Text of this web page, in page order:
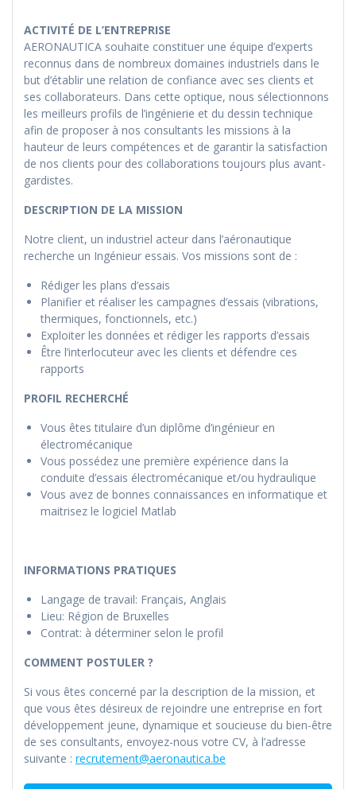
ACTIVITÉ DE L’ENTREPRISE
AERONAUTICA souhaite constituer une équipe d’experts
reconnus dans de nombreux domaines industriels dans le
but d’établir une relation de confiance avec ses clients et
ses collaborateurs. Dans cette optique, nous sélectionnons
les meilleurs profils de l’ingénierie et du dessin technique
afin de proposer à nos consultants les missions à la
hauteur de leurs compétences et de garantir la satisfaction
de nos clients pour des collaborations toujours plus avant-
gardistes.
DESCRIPTION DE LA MISSION
Notre client, un industriel acteur dans l’aéronautique
recherche un Ingénieur essais. Vos missions sont de :
Rédiger les plans d’essais
Planifier et réaliser les campagnes d’essais (vibrations,
thermiques, fonctionnels, etc.)
Exploiter les données et rédiger les rapports d’essais
Être l’interlocuteur avec les clients et défendre ces
rapports
PROFIL RECHERCHÉ
Vous êtes titulaire d’un diplôme d’ingénieur en
électromécanique
Vous possédez une première expérience dans la
conduite d’essais électromécanique et/ou hydraulique
Vous avez de bonnes connaissances en informatique et
maitrisez le logiciel Matlab
INFORMATIONS PRATIQUES
Langage de travail: Français, Anglais
Lieu: Région de Bruxelles
Contrat: à déterminer selon le profil
COMMENT POSTULER ?
Si vous êtes concerné par la description de la mission, et
que vous êtes désireux de rejoindre une entreprise en fort
développement jeune, dynamique et soucieuse du bien-être
de ses consultants, envoyez-nous votre CV, à l’adresse
suivante : recrutement@aeronautica.be